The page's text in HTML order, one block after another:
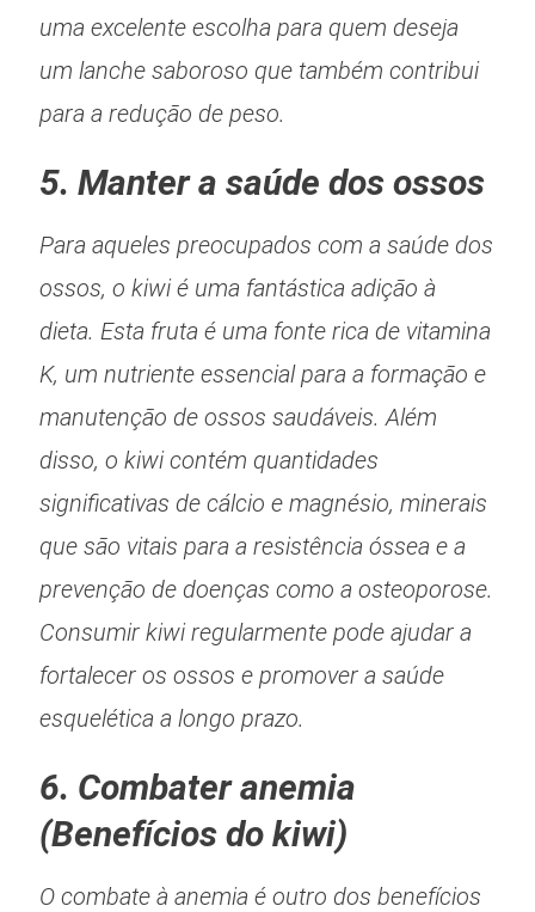
uma excelente escolha para quem deseja
um lanche saboroso que também contribui
para a redução de peso.
5. Manter a saúde dos ossos
Para aqueles preocupados com a saúde dos
ossos, o kiwi é uma fantástica adição à
dieta. Esta fruta é uma fonte rica de vitamina
K, um nutriente essencial para a formação e
manutenção de ossos saudáveis. Além
disso, o kiwi contém quantidades
significativas de cálcio e magnésio, minerais
que são vitais para a resistência óssea e a
prevenção de doenças como a osteoporose.
Consumir kiwi regularmente pode ajudar a
fortalecer os ossos e promover a saúde
esquelética a longo prazo.
6. Combater anemia
(Benefícios do kiwi)
O combate à anemia é outro dos benefícios